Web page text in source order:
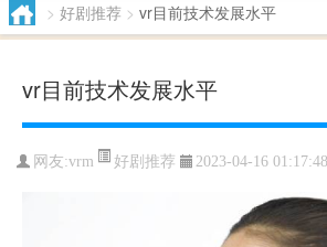
> 好剧推荐 > vr目前技术发展水平
vr目前技术发展水平
网友:vrm 好剧推荐 2023-04-16 01:17:48